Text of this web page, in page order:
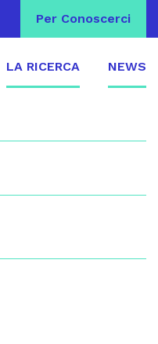
Per Conoscerci
LA RICERCA NEWS